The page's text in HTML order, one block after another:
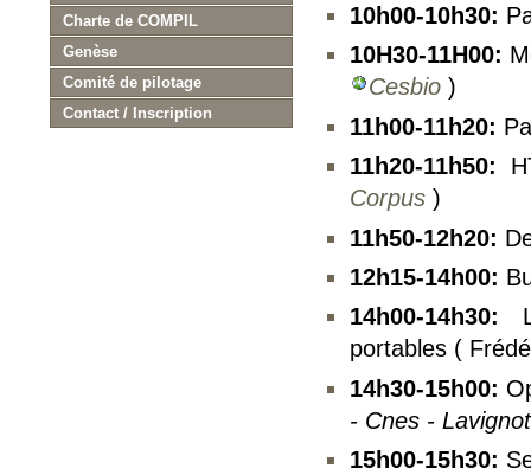
Charte de COMPIL
Genèse
Comité de pilotage
Contact / Inscription
10h00-10h30:
10H30-11H00:
Cesbio )
11h00-11h20:
11h20-11h50:
Corpus )
11h50-12h20:
12h15-14h00:
14h00-14h30:
portables (
14h30-15h00:
- Cnes -
15h00-15h30: